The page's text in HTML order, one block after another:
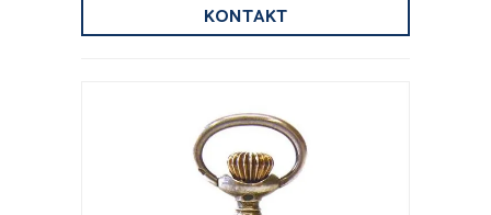
KONTAKT